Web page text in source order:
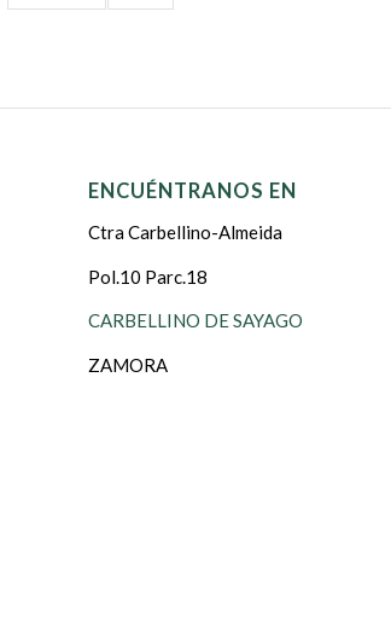
ENCUÉNTRANOS EN
Ctra Carbellino-Almeida
Pol.10 Parc.18
CARBELLINO DE SAYAGO
ZAMORA